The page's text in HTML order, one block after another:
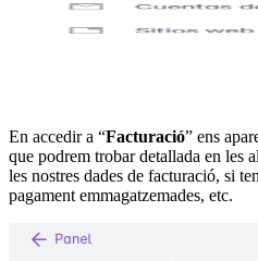
En accedir a “Facturació” ens
que podrem trobar detallada en les
les nostres dades de facturació, si
pagament emmagatzemades, etc.